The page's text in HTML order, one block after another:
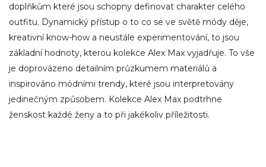
doplňkům které jsou schopny definovat charakter celého
outfitu. Dynamický přístup o to co se ve světě módy děje,
kreativní know-how a neustále experimentování, to jsou
základní hodnoty, kterou kolekce Alex Max vyjadřuje. To vše
je doprovázeno detailním průzkumem materiálů a
inspirováno módními trendy, které jsou interpretovány
jedinečným způsobem. Kolekce Alex Max podtrhne
ženskost každé ženy a to při jakékoliv příležitosti.